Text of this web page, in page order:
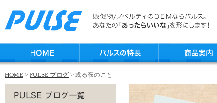
HOME > PULSE ブログ > 或る夜のこと